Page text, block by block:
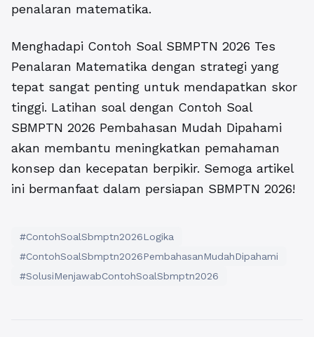
penalaran matematika.
Menghadapi Contoh Soal SBMPTN 2026 Tes
Penalaran Matematika dengan strategi yang
tepat sangat penting untuk mendapatkan skor
tinggi. Latihan soal dengan Contoh Soal
SBMPTN 2026 Pembahasan Mudah Dipahami
akan membantu meningkatkan pemahaman
konsep dan kecepatan berpikir. Semoga artikel
ini bermanfaat dalam persiapan SBMPTN 2026!
#ContohSoalSbmptn2026Logika
#ContohSoalSbmptn2026PembahasanMudahDipahami
#SolusiMenjawabContohSoalSbmptn2026